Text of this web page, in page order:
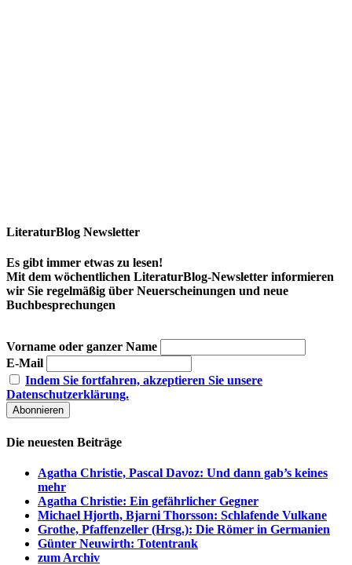
LiteraturBlog Newsletter
Es gibt immer etwas zu lesen!
Mit dem wöchentlichen LiteraturBlog-Newsletter informieren
wir Sie regelmäßig über Neuerscheinungen und neue
Buchbesprechungen
Vorname oder ganzer Name
E-Mail
Indem Sie fortfahren, akzeptieren Sie unsere
Datenschutzerklärung.
Die neuesten Beiträge
Agatha Christie, Pascal Davoz: Und dann gab’s keines
mehr
Agatha Christie: Ein gefährlicher Gegner
Michael Hjorth, Bjarni Thorsson: Schlafende Vulkane
Grothe, Pfaffenzeller (Hrsg.): Die Römer in Germanien
Günter Neuwirth: Totentrank
zum Archiv